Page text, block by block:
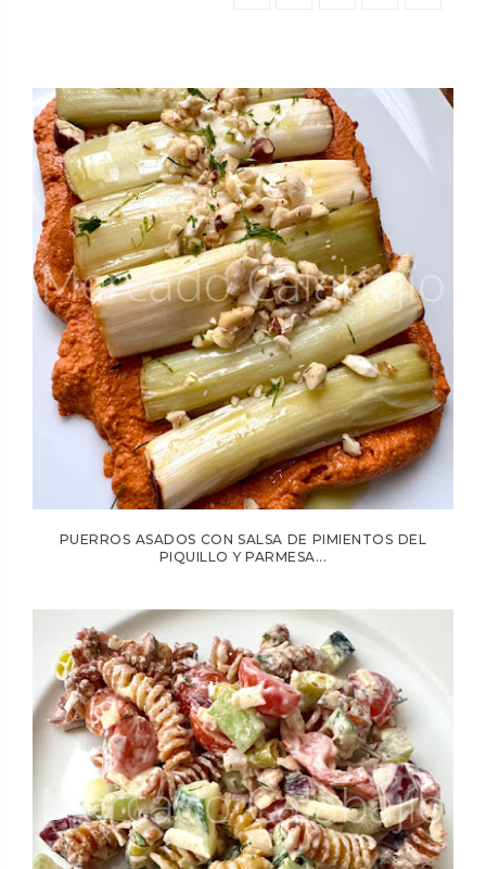
PUERROS ASADOS CON SALSA DE PIMIENTOS DEL
PIQUILLO Y PARMESA...